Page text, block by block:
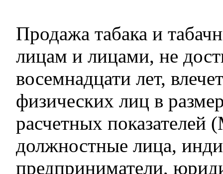
Продажа табака и
лицам и лицами, не
восемнадцати лет,
физических лиц в
расчетных
должностные лица,
предприниматели,